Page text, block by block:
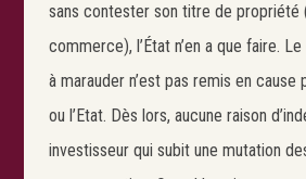
sans contester son titre de propriété
commerce), l’État n’en a que faire.
à marauder n’est pas remis en cause
ou l’Etat. Dès lors, aucune raison
investisseur qui subit une mutation